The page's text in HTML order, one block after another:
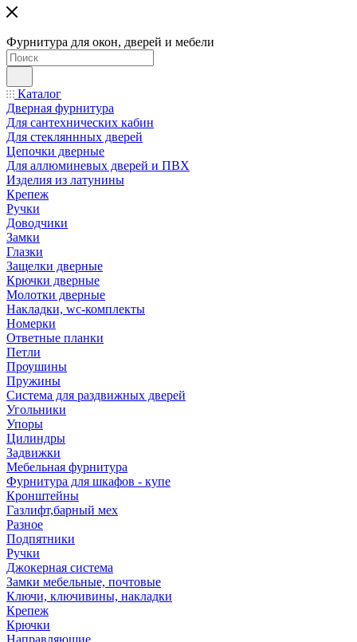
Фурнитура для окон, дверей и мебели
Каталог
Дверная фурнитура
Для сантехнических кабин
Для стекляннных дверей
Цепочки дверные
Для аллюминевых дверей и ПВХ
Изделия из латунины
Крепеж
Ручки
Доводчики
Замки
Глазки
Защелки дверные
Крючки дверные
Молотки дверные
Накладки, wc-комплекты
Номерки
Ответные планки
Петли
Проушины
Пружины
Система для раздвижных дверей
Угольники
Упоры
Цилиндры
Задвижки
Мебельная фурнитура
Фурнитура для шкафов - купе
Кронштейны
Газлифт,барный мех
Разное
Подпятники
Ручки
Джокерная система
Замки мебельные, почтовые
Ключи, ключивины, накладки
Крепеж
Крючки
Направляющие